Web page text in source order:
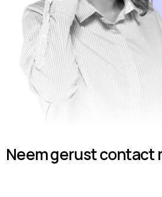
Neem gerust contact